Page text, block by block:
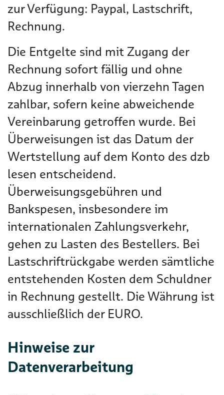
zur Verfügung: Paypal, Lastschrift,
Rechnung.
Die Entgelte sind mit Zugang der
Rechnung sofort fällig und ohne
Abzug innerhalb von vierzehn Tagen
zahlbar, sofern keine abweichende
Vereinbarung getroffen wurde. Bei
Überweisungen ist das Datum der
Wertstellung auf dem Konto des dzb
lesen entscheidend.
Überweisungsgebühren und
Bankspesen, insbesondere im
internationalen Zahlungsverkehr,
gehen zu Lasten des Bestellers. Bei
Lastschriftrückgabe werden sämtliche
entstehenden Kosten dem Schuldner
in Rechnung gestellt. Die Währung ist
ausschließlich der EURO.
Hinweise zur
Datenverarbeitung